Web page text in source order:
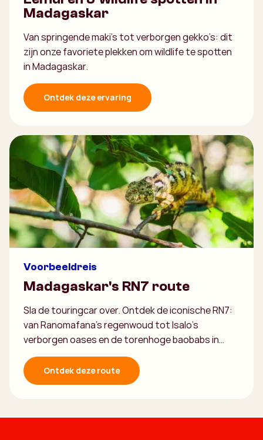
Madagaskar
Van springende maki’s tot verborgen gekko’s: dit
zijn onze favoriete plekken om wildlife te spotten
in Madagaskar.
Ontdek deze ervaring
Voorbeeldreis
Madagaskar's RN7 route
Sla de touringcar over. Ontdek de iconische RN7:
van Ranomafana’s regenwoud tot Isalo’s
verborgen oases en de torenhoge baobabs in…
Ontdek deze route